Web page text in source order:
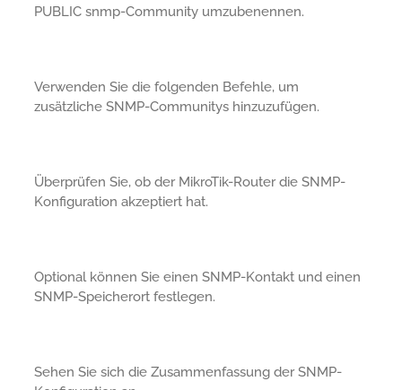
PUBLIC snmp-Community umzubenennen.
Verwenden Sie die folgenden Befehle, um
zusätzliche SNMP-Communitys hinzuzufügen.
Überprüfen Sie, ob der MikroTik-Router die SNMP-
Konfiguration akzeptiert hat.
Optional können Sie einen SNMP-Kontakt und einen
SNMP-Speicherort festlegen.
Sehen Sie sich die Zusammenfassung der SNMP-